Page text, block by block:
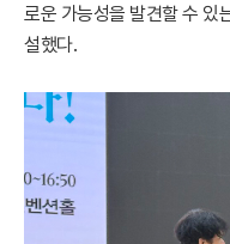
로운 가능성을 발견할 수 있
설했다.